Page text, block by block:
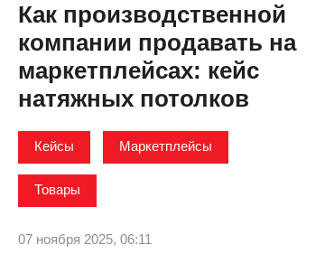
Как производственной
компании продавать на
маркетплейсах: кейс
натяжных потолков
Кейсы Маркетплейсы
Товары
07 ноября 2025, 06:11